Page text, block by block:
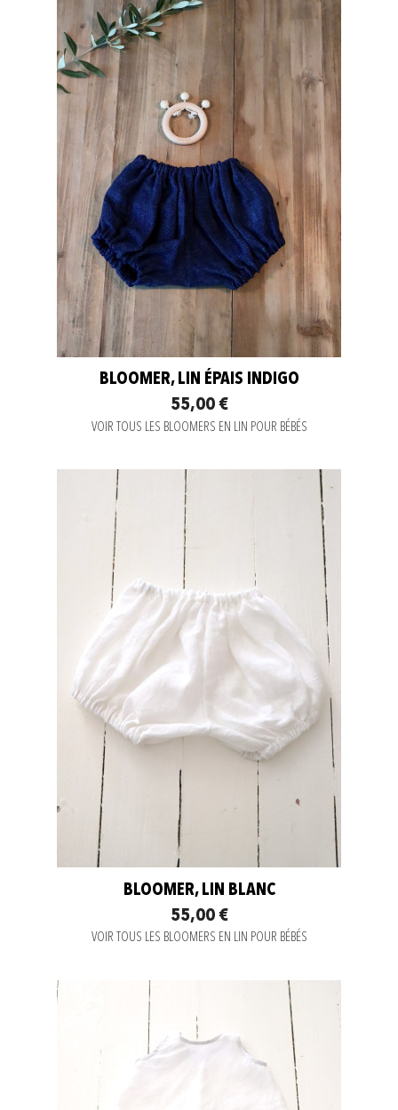
BLOOMER, LIN ÉPAIS INDIGO
55,00 €
VOIR TOUS LES BLOOMERS EN LIN POUR BÉBÉS
BLOOMER, LIN BLANC
55,00 €
VOIR TOUS LES BLOOMERS EN LIN POUR BÉBÉS